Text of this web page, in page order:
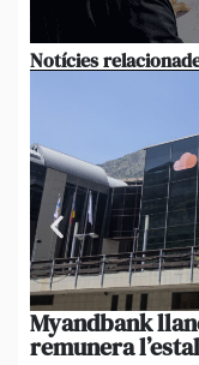
Notícies
Myandbank
remunera